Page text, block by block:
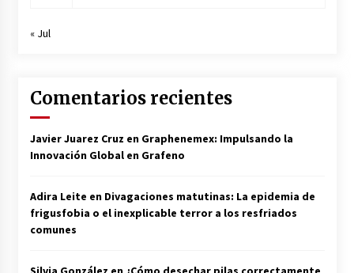
« Jul
Comentarios recientes
Javier Juarez Cruz en Graphenemex: Impulsando la
Innovación Global en Grafeno
Adira Leite en Divagaciones matutinas: La epidemia de
frigusfobia o el inexplicable terror a los resfriados
comunes